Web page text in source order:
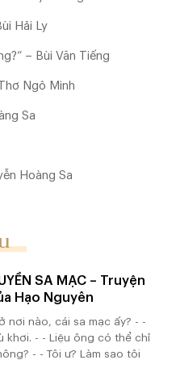
Hải Ly
– Bùi Văn Tiếng
Ngô Minh
Sa
Hoàng Sa
SA MẠC – Truyện
Hạo Nguyên
nơi nào, cái sa mạc ấy? - -
khơi. - - Liệu ông có thể chỉ
- - Tôi ư? Làm sao tôi